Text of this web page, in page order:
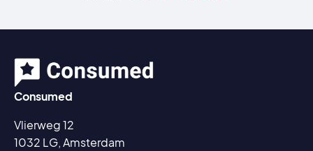
Consumed
Vlierweg 12
1032 LG, Amsterdam